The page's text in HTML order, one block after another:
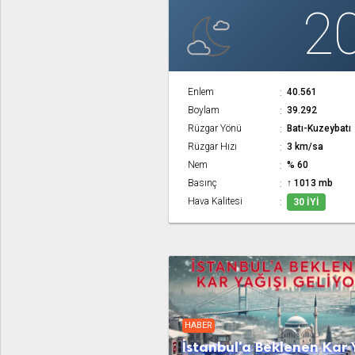
Enlem
40.561
Boylam
39.292
Rüzgar Yönü
Batı-Kuzeybatı
Rüzgar Hızı
3 km/sa
Nem
% 60
Basınç
↑ 1013 mb
Hava Kalitesi
30 İYI
HABER
İstanbul'a Beklenen Kar